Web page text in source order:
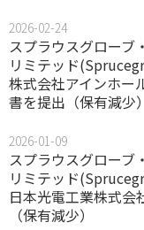
2026-02-24
スプラウスグローブ
リミテッド
株式会社アインホー
書を提出（保有減少）
2026-01-09
スプラウスグローブ
リミテッド
日本光電工業株式会
（保有減少）